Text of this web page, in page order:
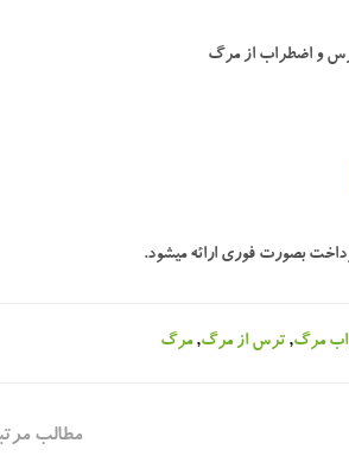
و اضطراب از مرگ
بصورت فوری ارائه میشود.
مرگ, ترس از مرگ,مرگ
مطالب